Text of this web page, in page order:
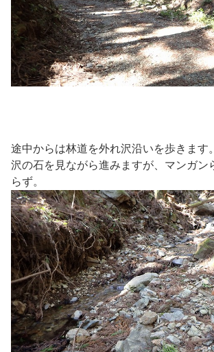
途中からは林道を外れ沢沿いを歩きます。
沢の石を見ながら進みますが、マンガン
らず。